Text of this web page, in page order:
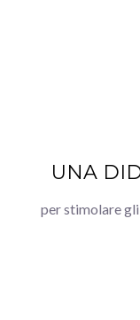
UNA
per stimolare